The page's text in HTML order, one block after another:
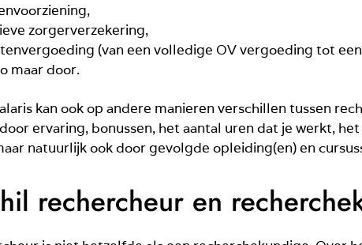
zorgerverzekering,
(van een volledige OV vergoeding tot
maar door.
kan ook op andere manieren verschillen tussen
ervaring, bonussen, het aantal uren dat je werkt,
natuurlijk ook door gevolgde opleiding(en) en
rechercheur en